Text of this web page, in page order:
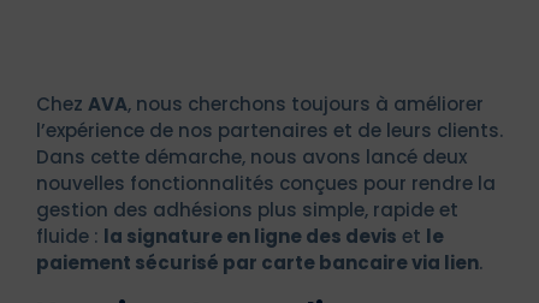
Chez AVA, nous cherchons toujours à améliorer
l’expérience de nos partenaires et de leurs clients.
Dans cette démarche, nous avons lancé deux
nouvelles fonctionnalités conçues pour rendre la
gestion des adhésions plus simple, rapide et
fluide : la signature en ligne des devis et le
paiement sécurisé par carte bancaire via lien.